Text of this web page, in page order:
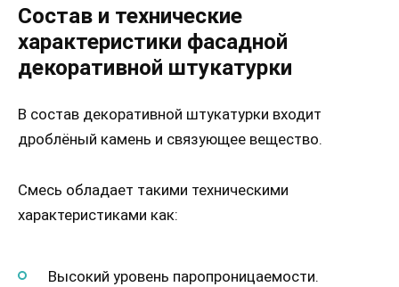
Состав и технические
характеристики фасадной
декоративной штукатурки
В состав декоративной штукатурки входит
дроблёный камень и связующее вещество.
Смесь обладает такими техническими
характеристиками как:
Высокий уровень паропроницаемости.